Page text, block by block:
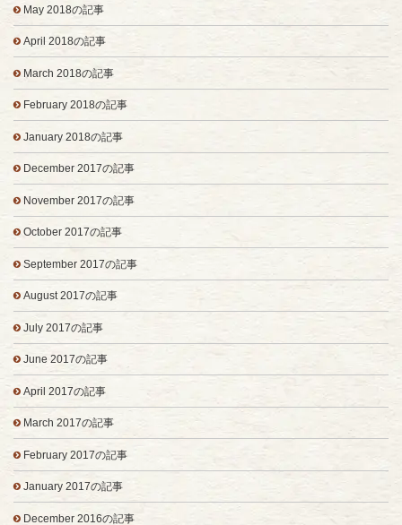
May 2018の記事
April 2018の記事
March 2018の記事
February 2018の記事
January 2018の記事
December 2017の記事
November 2017の記事
October 2017の記事
September 2017の記事
August 2017の記事
July 2017の記事
June 2017の記事
April 2017の記事
March 2017の記事
February 2017の記事
January 2017の記事
December 2016の記事